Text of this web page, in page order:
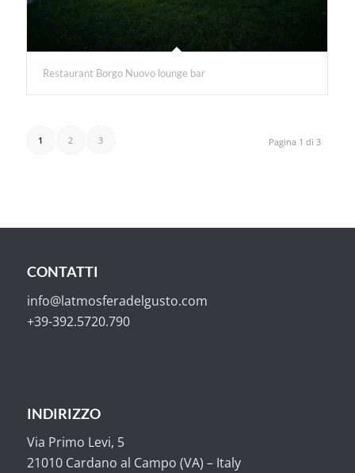
Restaurant Borgo Nuovo lounge bar
Pagina 1 di 3
1 2 3
CONTATTI
info@latmosferadelgusto.com
+39-392.5720.790
INDIRIZZO
Via Primo Levi, 5
21010 Cardano al Campo (VA) – Italy